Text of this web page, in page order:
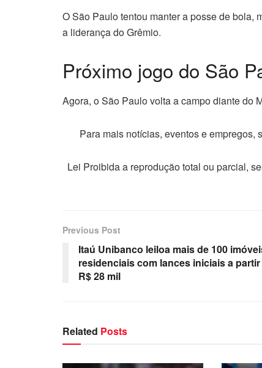
O São Paulo tentou manter a posse de bola,
a liderança do Grêmio.
Próximo jogo do São
Agora, o São Paulo volta a campo diante do
Para mais notícias, eventos e empregos,
Lei Proibida a reprodução total ou parcial,
Previous Post
Itaú Unibanco leiloa mais de 100
residenciais com lances iniciais a
R$ 28 mil
Related Posts